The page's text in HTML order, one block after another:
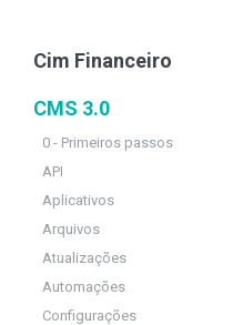
Cim Financeiro
CMS 3.0
0 - Primeiros passos
API
Aplicativos
Arquivos
Atualizações
Automações
Configurações